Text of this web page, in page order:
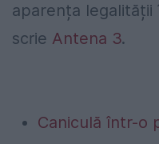
aparența legalității
scrie Antena 3.
Caniculă într-o